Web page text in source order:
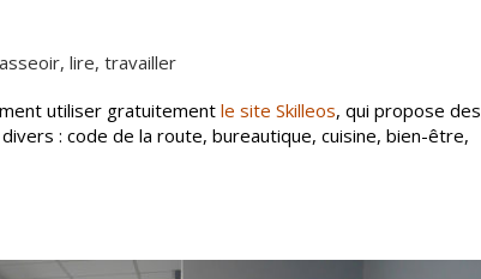
lire, travailler
utiliser gratuitement le site Skilleos, qui propose des
: code de la route, bureautique, cuisine, bien-être,